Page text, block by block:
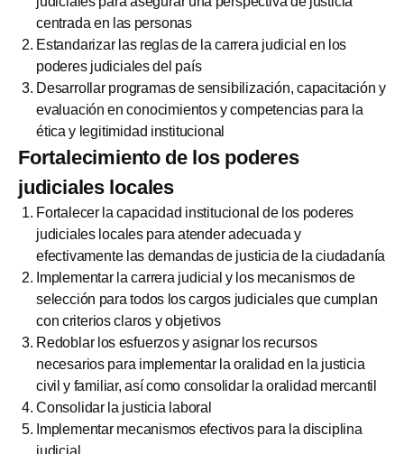
centrada en las personas
Estandarizar las reglas de la carrera judicial en los
poderes judiciales del país
Desarrollar programas de sensibilización, capacitación y
evaluación en conocimientos y competencias para la
ética y legitimidad institucional
Fortalecimiento de los poderes
judiciales locales
Fortalecer la capacidad institucional de los poderes
judiciales locales para atender adecuada y
efectivamente las demandas de justicia de la ciudadanía
Implementar la carrera judicial y los mecanismos de
selección para todos los cargos judiciales que cumplan
con criterios claros y objetivos
Redoblar los esfuerzos y asignar los recursos
necesarios para implementar la oralidad en la justicia
civil y familiar, así como consolidar la oralidad mercantil
Consolidar la justicia laboral
Implementar mecanismos efectivos para la disciplina